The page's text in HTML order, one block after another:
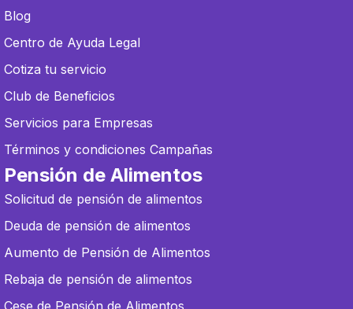
Blog
Centro de Ayuda Legal
Cotiza tu servicio
Club de Beneficios
Servicios para Empresas
Términos y condiciones Campañas
Pensión de Alimentos
Solicitud de pensión de alimentos
Deuda de pensión de alimentos
Aumento de Pensión de Alimentos
Rebaja de pensión de alimentos